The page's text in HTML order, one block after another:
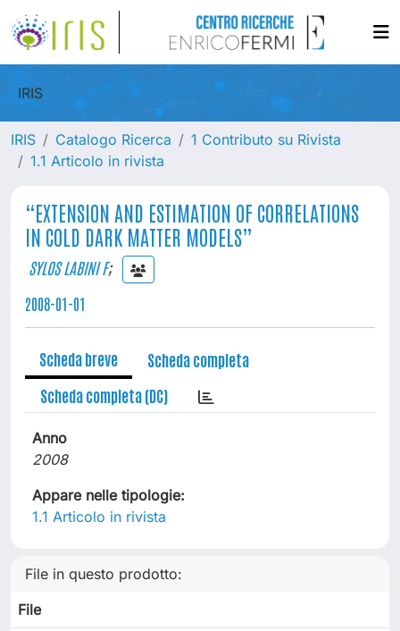
IRIS
IRIS Catalogo Ricerca
1 Contributo su Rivista
1.1 Articolo in rivista
“EXTENSION AND ESTIMATION OF CORRELATIONS
IN COLD DARK MATTER MODELS”
SYLOS LABINI F;
2008-01-01
Scheda breve
Scheda completa
Scheda completa (DC)
Anno
2008
Appare nelle tipologie:
1.1 Articolo in rivista
File in questo prodotto:
File